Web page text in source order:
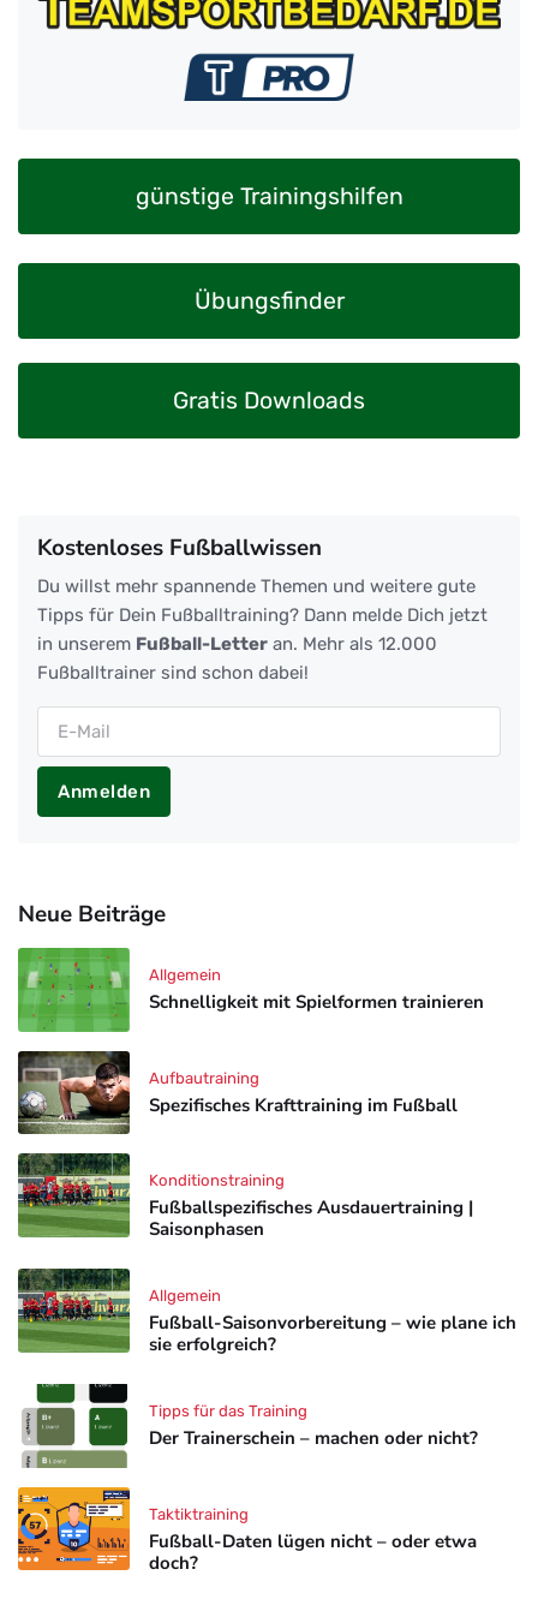
günstige Trainingshilfen
Übungsfinder
Gratis Downloads
Kostenloses Fußballwissen
Du willst mehr spannende Themen und weitere gute
Tipps für Dein Fußballtraining? Dann melde Dich jetzt
in unserem Fußball-Letter an. Mehr als 12.000
Fußballtrainer sind schon dabei!
Anmelden
Neue Beiträge
Schnelligkeit mit Spielformen trainieren
Allgemein
Spezifisches Krafttraining im Fußball
Aufbautraining
Fußballspezifisches Ausdauertraining |
Saisonphasen
Konditionstraining
Fußball-Saisonvorbereitung – wie plane ich
sie erfolgreich?
Allgemein
Der Trainerschein – machen oder nicht?
Tipps für das Training
Fußball-Daten lügen nicht – oder etwa
doch?
Taktiktraining